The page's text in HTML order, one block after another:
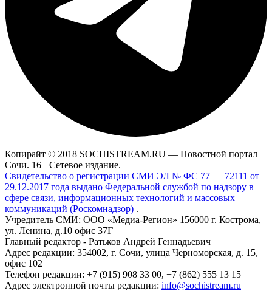
Копирайт © 2018 SOCHISTREAM.RU — Новостной портал
Сочи. 16+ Сетевое издание.
Свидетельство о регистрации СМИ ЭЛ № ФС 77 — 72111 от
29.12.2017 года выдано Федеральной службой по надзору в
сфере связи, информационных технологий и массовых
коммуникаций (Роскомнадзор) .
Учредитель СМИ: ООО «Медиа-Регион» 156000 г. Кострома,
ул. Ленина, д.10 офис 37Г
Главный редактор - Ратьков Андрей Геннадьевич
Адрес редакции: 354002, г. Сочи, улица Черноморская, д. 15,
офис 102
Телефон редакции: +7 (915) 908 33 00, +7 (862) 555 13 15
Адрес электронной почты редакции: info@sochistream.ru